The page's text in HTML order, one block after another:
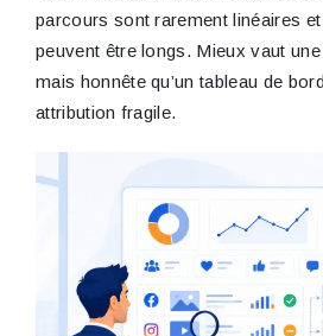
parcours sont rarement linéaires
peuvent être longs. Mieux vaut
mais honnête qu’un tableau de
attribution fragile.